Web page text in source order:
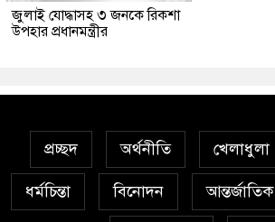
জুলাই যোদ্ধাসহ ৩ জনকে রিকশা
উপহার প্রধানমন্ত্রীর
প্রচ্ছদ অর্থনীতি খেলাধুলা
ধর্মচিন্তা বিনোদন আন্তর্জাতিক